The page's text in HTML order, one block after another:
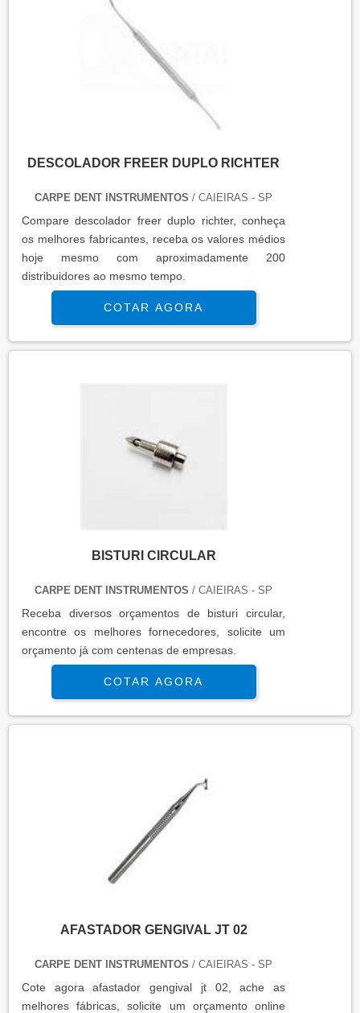
DESCOLADOR FREER DUPLO RICHTER
CARPE DENT INSTRUMENTOS / CAIEIRAS - SP
Compare descolador freer duplo richter, conheça
os melhores fabricantes, receba os valores médios
hoje mesmo com aproximadamente 200
distribuidores ao mesmo tempo.
COTAR AGORA
BISTURI CIRCULAR
CARPE DENT INSTRUMENTOS / CAIEIRAS - SP
Receba diversos orçamentos de bisturi circular,
encontre os melhores fornecedores, solicite um
orçamento já com centenas de empresas.
COTAR AGORA
AFASTADOR GENGIVAL JT 02
CARPE DENT INSTRUMENTOS / CAIEIRAS - SP
Cote agora afastador gengival jt 02, ache as
melhores fábricas, solicite um orçamento online